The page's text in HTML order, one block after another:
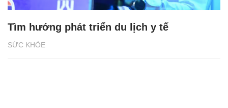
SỨC KHỎE
Tìm hướng phát triển du lịch y tế